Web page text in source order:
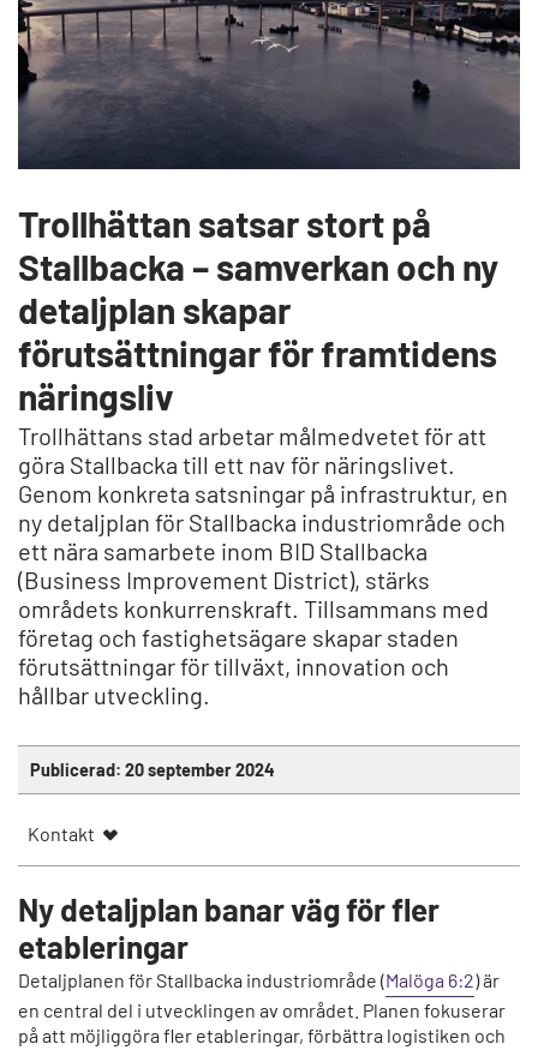
Trollhättan satsar stort på
Stallbacka – samverkan och ny
detaljplan skapar
förutsättningar för framtidens
näringsliv
Trollhättans stad arbetar målmedvetet för att
göra Stallbacka till ett nav för näringslivet.
Genom konkreta satsningar på infrastruktur, en
ny detaljplan för Stallbacka industriområde och
ett nära samarbete inom BID Stallbacka
(Business Improvement District), stärks
områdets konkurrenskraft. Tillsammans med
företag och fastighetsägare skapar staden
förutsättningar för tillväxt, innovation och
hållbar utveckling.
Publicerad: 20 september 2024
Kontakt
Ny detaljplan banar väg för fler
etableringar
Detaljplanen för Stallbacka industriområde (Malöga 6:2) är
en central del i utvecklingen av området. Planen fokuserar
på att möjliggöra fler etableringar, förbättra logistiken och